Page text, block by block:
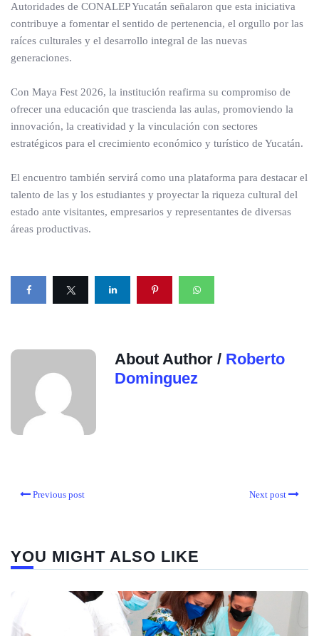
Autoridades de CONALEP Yucatán señalaron que esta iniciativa
contribuye a fomentar el sentido de pertenencia, el orgullo por las
raíces culturales y el desarrollo integral de las nuevas
generaciones.
Con Maya Fest 2026, la institución reafirma su compromiso de
ofrecer una educación que trascienda las aulas, promoviendo la
innovación, la creatividad y la vinculación con sectores
estratégicos para el crecimiento económico y turístico de Yucatán.
El encuentro también servirá como una plataforma para destacar el
talento de las y los estudiantes y proyectar la riqueza cultural del
estado ante visitantes, empresarios y representantes de diversas
áreas productivas.
About Author / Roberto
Dominguez
Previous post Next post
YOU MIGHT ALSO LIKE